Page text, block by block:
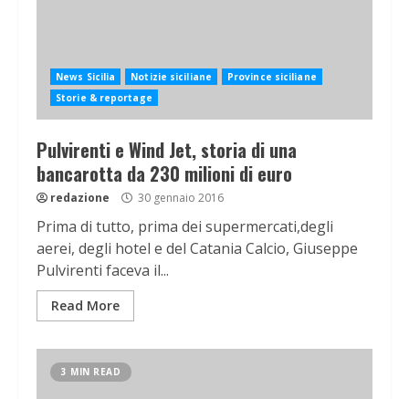
News Sicilia Notizie siciliane
Province siciliane
Storie & reportage
Pulvirenti e Wind Jet, storia di una
bancarotta da 230 milioni di euro
redazione 30 gennaio 2016
Prima di tutto, prima dei supermercati,degli
aerei, degli hotel e del Catania Calcio, Giuseppe
Pulvirenti faceva il...
Read More
3 MIN READ